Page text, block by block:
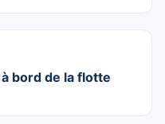
bord de la flotte